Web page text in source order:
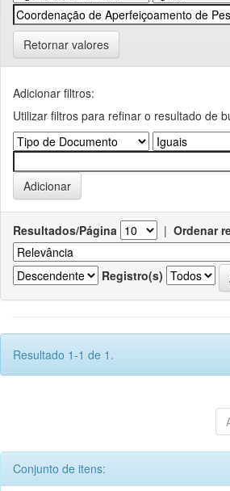
Retornar valores
Adicionar filtros:
Utilizar filtros para refinar o resultado de
Resultados/Página | Ordenar
Registro(s)
Resultado 1-1 de 1.
Conjunto de itens: